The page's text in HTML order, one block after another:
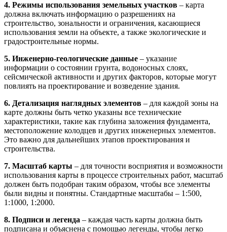
4. Режимы использования земельных участков – карта
должна включать информацию о разрешениях на
строительство, зональности и ограничения, касающиеся
использования земли на объекте, а также экологические и
градостроительные нормы.
5. Инженерно-геологические данные – указание
информации о состоянии грунта, водоносных слоях,
сейсмической активности и других факторов, которые могут
повлиять на проектирование и возведение здания.
6. Детализация наглядных элементов – для каждой зоны на
карте должны быть четко указаны все технические
характеристики, такие как глубина заложения фундамента,
местоположение колодцев и других инженерных элементов.
Это важно для дальнейших этапов проектирования и
строительства.
7. Масштаб карты – для точности восприятия и возможности
использования карты в процессе строительных работ, масштаб
должен быть подобран таким образом, чтобы все элементы
были видны и понятны. Стандартные масштабы – 1:500,
1:1000, 1:2000.
8. Подписи и легенда – каждая часть карты должна быть
подписана и объяснена с помощью легенды, чтобы легко